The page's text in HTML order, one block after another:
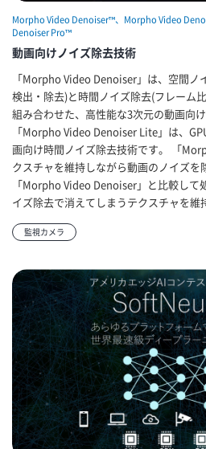
Morpho Video Denoiser™、Morpho Video
Denoiser Pro™
動画向けノイズ除去技術
「Morpho Video Denoiser」は、空間
検出・除去)と時間ノイズ除去(フレーム
組み合わせた、高性能な3次元の動画向
「Morpho Video Denoiser Lite」は、
画向け時間ノイズ除去技術です。 「
クスチャを維持しながら動画のノイズを
「Morpho Video Denoiser」と比較して
イズ除去で消えてしまうテクスチャを維
監視カメラ